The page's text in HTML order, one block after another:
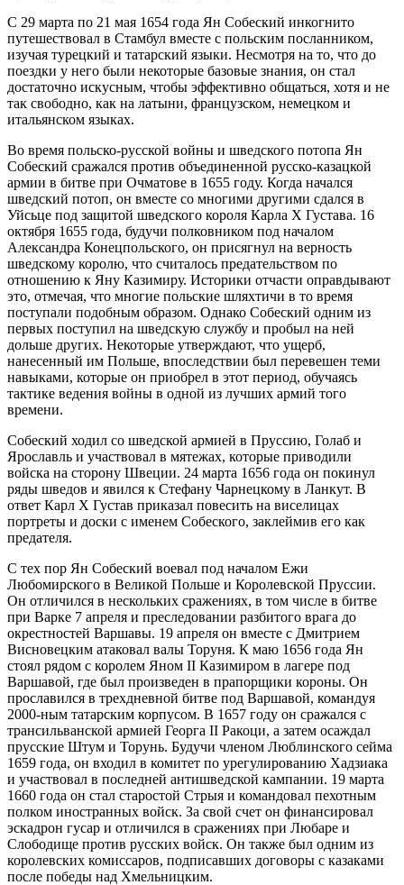
С 29 марта по 21 мая 1654 года Ян Собеский инкогнито
путешествовал в Стамбул вместе с польским посланником,
изучая турецкий и татарский языки. Несмотря на то, что до
поездки у него были некоторые базовые знания, он стал
достаточно искусным, чтобы эффективно общаться, хотя и не
так свободно, как на латыни, французском, немецком и
итальянском языках.
Во время польско-русской войны и шведского потопа Ян
Собеский сражался против объединенной русско-казацкой
армии в битве при Очматове в 1655 году. Когда начался
шведский потоп, он вместе со многими другими сдался в
Уйсьце под защитой шведского короля Карла X Густава. 16
октября 1655 года, будучи полковником под началом
Александра Конецпольского, он присягнул на верность
шведскому королю, что считалось предательством по
отношению к Яну Казимиру. Историки отчасти оправдывают
это, отмечая, что многие польские шляхтичи в то время
поступали подобным образом. Однако Собеский одним из
первых поступил на шведскую службу и пробыл на ней
дольше других. Некоторые утверждают, что ущерб,
нанесенный им Польше, впоследствии был перевешен теми
навыками, которые он приобрел в этот период, обучаясь
тактике ведения войны в одной из лучших армий того
времени.
Собеский ходил со шведской армией в Пруссию, Голаб и
Ярославль и участвовал в мятежах, которые приводили
войска на сторону Швеции. 24 марта 1656 года он покинул
ряды шведов и явился к Стефану Чарнецкому в Ланкут. В
ответ Карл X Густав приказал повесить на виселицах
портреты и доски с именем Собеского, заклеймив его как
предателя.
С тех пор Ян Собеский воевал под началом Ежи
Любомирского в Великой Польше и Королевской Пруссии.
Он отличился в нескольких сражениях, в том числе в битве
при Варке 7 апреля и преследовании разбитого врага до
окрестностей Варшавы. 19 апреля он вместе с Дмитрием
Висновецким атаковал валы Торуня. К маю 1656 года Ян
стоял рядом с королем Яном II Казимиром в лагере под
Варшавой, где был произведен в прапорщики короны. Он
прославился в трехдневной битве под Варшавой, командуя
2000-ным татарским корпусом. В 1657 году он сражался с
трансильванской армией Георга II Ракоци, а затем осаждал
прусские Штум и Торунь. Будучи членом Люблинского сейма
1659 года, он входил в комитет по урегулированию Хадзиака
и участвовал в последней антишведской кампании. 19 марта
1660 года он стал старостой Стрыя и командовал пехотным
полком иностранных войск. За свой счет он финансировал
эскадрон гусар и отличился в сражениях при Любаре и
Слободище против русских войск. Он также был одним из
королевских комиссаров, подписавших договоры с казаками
после победы над Хмельницким.